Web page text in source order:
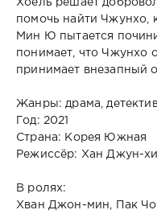
Хоёль решает
помочь найти Чжунхо,
Мин Ю пытается
понимает, что Чжунхо
принимает внезапный
Жанры: драма,
Год: 2021
Страна: Корея Южная
Режиссёр: Хан Джун-хи
В ролях:
Хван Джон-мин, Пак